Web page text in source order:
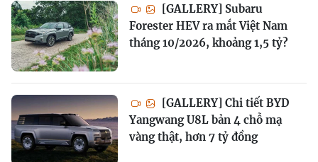
[GALLERY] Subaru
Forester HEV ra mắt Việt Nam
tháng 10/2026, khoảng 1,5 tỷ?
[GALLERY] Chi tiết BYD
Yangwang U8L bản 4 chỗ mạ
vàng thật, hơn 7 tỷ đồng